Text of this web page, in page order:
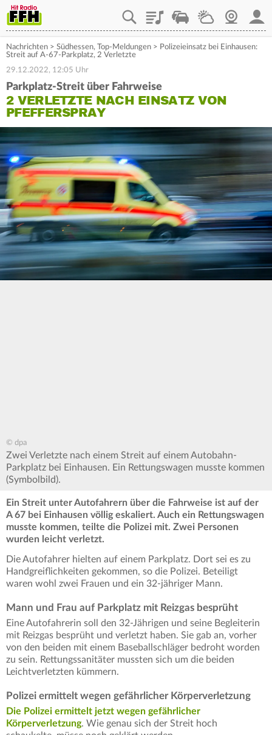
PlaylistStaupilotWetterWebcam
Nachrichten > Südhessen, Top-Meldungen > Polizeieinsatz bei Einhausen:
Streit auf A-67-Parkplatz, 2 Verletzte
29.12.2022, 12:05 Uhr
Parkplatz-Streit über Fahrweise
2 VERLETZTE NACH EINSATZ VON
PFEFFERSPRAY
© dpa
Zwei Verletzte nach einem Streit auf einem Autobahn-
Parkplatz bei Einhausen. Ein Rettungswagen musste kommen
(Symbolbild).
Ein Streit unter Autofahrern über die Fahrweise ist auf der
A 67 bei Einhausen völlig eskaliert. Auch ein Rettungswagen
musste kommen, teilte die Polizei mit. Zwei Personen
wurden leicht verletzt.
Die Autofahrer hielten auf einem Parkplatz. Dort sei es zu
Handgreiflichkeiten gekommen, so die Polizei. Beteiligt
waren wohl zwei Frauen und ein 32-jähriger Mann.
Mann und Frau auf Parkplatz mit Reizgas besprüht
Eine Autofahrerin soll den 32-Jährigen und seine Begleiterin
mit Reizgas besprüht und verletzt haben. Sie gab an, vorher
von den beiden mit einem Baseballschläger bedroht worden
zu sein. Rettungssanitäter mussten sich um die beiden
Leichtverletzten kümmern.
Polizei ermittelt wegen gefährlicher Körperverletzung
Die Polizei ermittelt jetzt wegen gefährlicher
Körperverletzung. Wie genau sich der Streit hoch